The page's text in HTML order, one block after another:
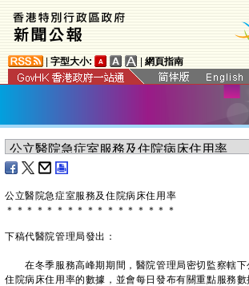
字型大小: 網頁指南
公立醫院急症室服務及住院病床住用率
＊ ＊ ＊ ＊ ＊ ＊ ＊ ＊ ＊ ＊ ＊ ＊ ＊ ＊ ＊ ＊ ＊
下稿代醫院管理局發出：
在冬季服務高峰期期間，醫院管理局密切監察轄下
住院病床住用率的數據，並會每日發布有關重點服務數